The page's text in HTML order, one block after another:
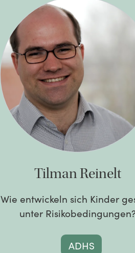
Tilman Reinelt
Wie entwickeln sich Kinder
unter
ADHS